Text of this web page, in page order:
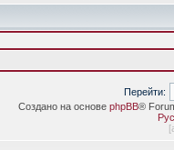
Перейти:
Создано на основе phpBB®
[